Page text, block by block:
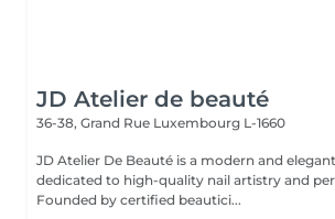
JD Atelier de beauté
36-38, Grand Rue Luxembourg L-1660
JD Atelier De Beauté is a modern and
dedicated to high-quality nail artistry and
Founded by certified beautici...